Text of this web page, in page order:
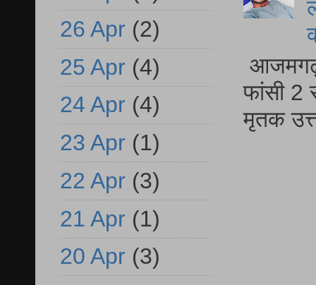
आजमगढ़
फांसी 2
मृतक
26 Apr (2)
25 Apr (4)
24 Apr (4)
23 Apr (1)
22 Apr (3)
21 Apr (1)
20 Apr (3)